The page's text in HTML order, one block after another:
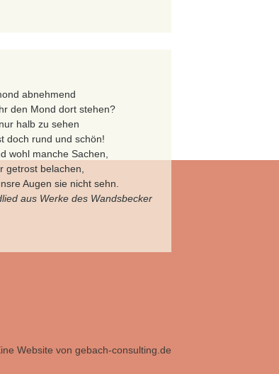
abnehmend
den Mond dort stehen?
halb zu sehen
doch rund und schön!
wohl manche Sachen,
getrost belachen,
Augen sie nicht sehn.
aus Werke des Wandsbecker
Website von gebach-consulting.de